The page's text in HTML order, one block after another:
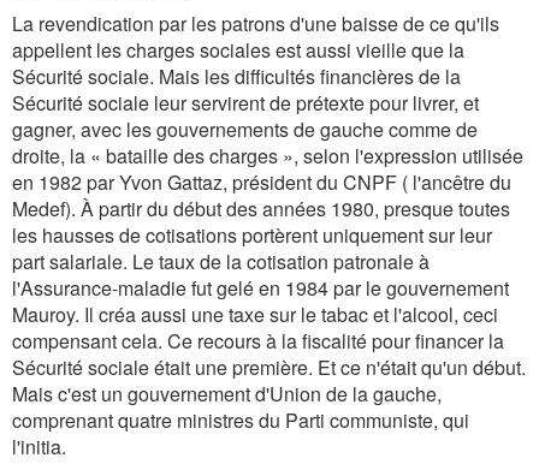
La revendication par les patrons d'une baisse de ce qu'ils
appellent les charges sociales est aussi vieille que la
Sécurité sociale. Mais les difficultés financières de la
Sécurité sociale leur servirent de prétexte pour livrer, et
gagner, avec les gouvernements de gauche comme de
droite, la « bataille des charges », selon l'expression utilisée
en 1982 par Yvon Gattaz, président du CNPF ( l'ancêtre du
Medef). À partir du début des années 1980, presque toutes
les hausses de cotisations portèrent uniquement sur leur
part salariale. Le taux de la cotisation patronale à
l'Assurance-maladie fut gelé en 1984 par le gouvernement
Mauroy. Il créa aussi une taxe sur le tabac et l'alcool, ceci
compensant cela. Ce recours à la fiscalité pour financer la
Sécurité sociale était une première. Et ce n'était qu'un début.
Mais c'est un gouvernement d'Union de la gauche,
comprenant quatre ministres du Parti communiste, qui
l'initia.